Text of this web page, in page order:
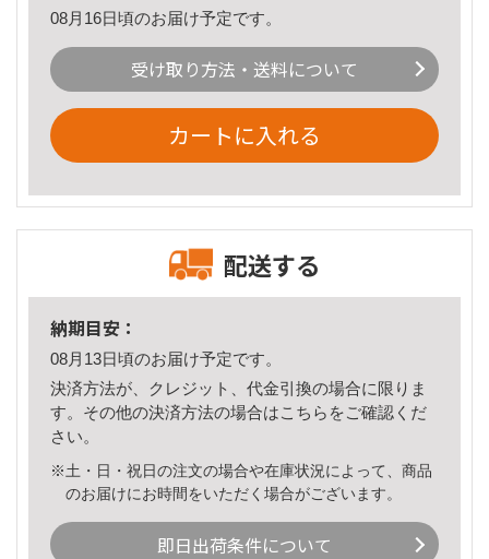
08月16日頃のお届け予定です。
受け取り方法・送料について
カートに入れる
配送する
納期目安：
08月13日頃のお届け予定です。
決済方法が、クレジット、代金引換の場合に限りま
す。その他の決済方法の場合はこちら をご確認くだ
さい。
※土・日・祝日の注文の場合や在庫状況によって、商品
のお届けにお時間をいただく場合がございます。
即日出荷条件について